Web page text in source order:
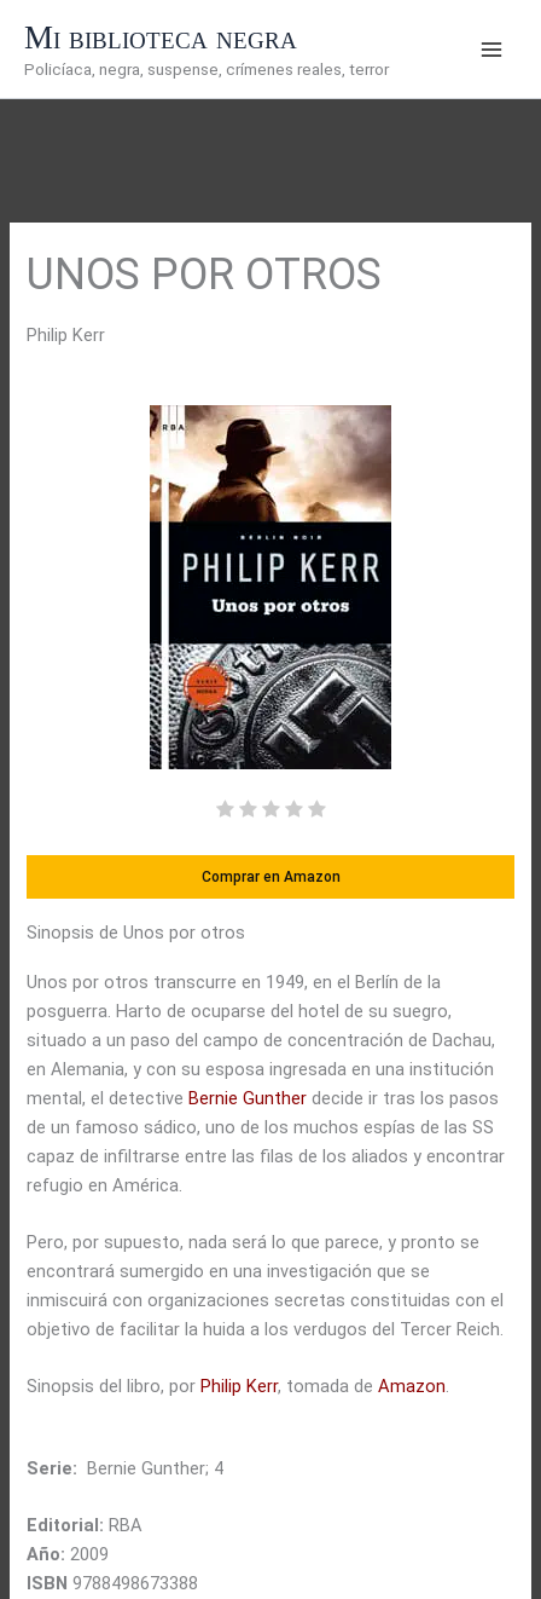
contenido
Mi biblioteca negra
Policíaca, negra, suspense, crímenes reales, terror
UNOS POR OTROS
Philip Kerr
Comprar en Amazon
Sinopsis de Unos por otros
Unos por otros transcurre en 1949, en el Berlín de la
posguerra. Harto de ocuparse del hotel de su suegro,
situado a un paso del campo de concentración de Dachau,
en Alemania, y con su esposa ingresada en una institución
mental, el detectiveBernie Gunther decide ir tras los pasos
de un famoso sádico, uno de los muchos espías de las SS
capaz de infiltrarse entre las filas de los aliados y encontrar
refugio en América.
Pero, por supuesto, nada será lo que parece, y pronto se
encontrará sumergido en una investigación que se
inmiscuirá con organizaciones secretas constituidas con el
objetivo de facilitar la huida a los verdugos del Tercer Reich.
Sinopsis del libro, por Philip Kerr, tomada deAmazon.
Serie: Bernie Gunther; 4
Editorial: RBA
Año: 2009
ISBN 9788498673388